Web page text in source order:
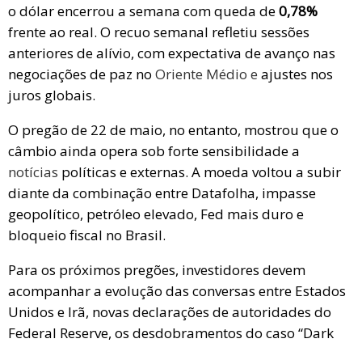
o dólar encerrou a semana com queda de0,78%
frente ao real. O recuo semanal refletiu sessões
anteriores de alívio, com expectativa de avanço nas
negociações de paz no Oriente Médio e ajustes nos
juros globais.
O pregão de 22 de maio, no entanto, mostrou que o
câmbio ainda opera sob forte sensibilidade a
notícias políticas e externas. A moeda voltou a subir
diante da combinação entre Datafolha, impasse
geopolítico, petróleo elevado, Fed mais duro e
bloqueio fiscal no Brasil.
Para os próximos pregões, investidores devem
acompanhar a evolução das conversas entre Estados
Unidos e Irã, novas declarações de autoridades do
Federal Reserve, os desdobramentos do caso “Dark